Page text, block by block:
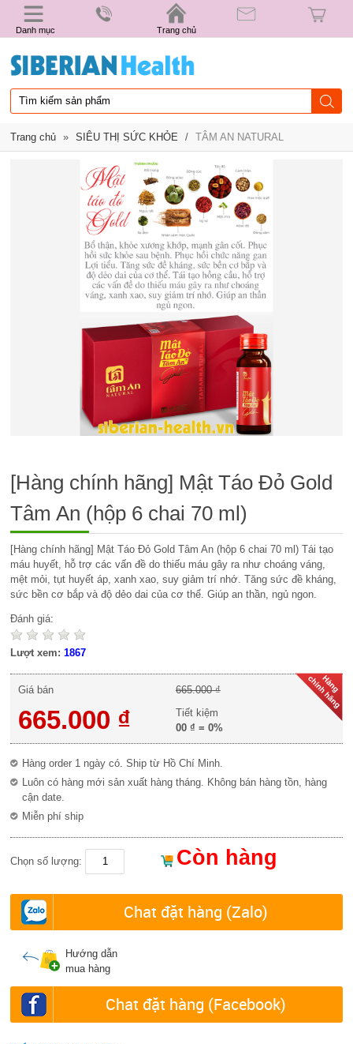
Danh mục Trang chủ
Trang chủ » SIÊU THỊ SỨC KHỎE / TÂM AN NATURAL
[Hàng chính hãng] Mật Táo Đỏ Gold
Tâm An (hộp 6 chai 70 ml)
[Hàng chính hãng] Mật Táo Đỏ Gold Tâm An (hộp 6 chai 70 ml) Tái tạo
máu huyết, hỗ trợ các vấn đề do thiếu máu gây ra như choáng váng,
mệt mỏi, tụt huyết áp, xanh xao, suy giảm trí nhớ. Tăng sức đề kháng,
sức bền cơ bắp và độ dẻo dai của cơ thể. Giúp an thần, ngủ ngon.
Đánh giá:
Lượt xem:1867
Giá bán
665.000 ₫
665.000 ₫
Tiết kiệm
00 ₫ = 0%
Hàng order 1 ngày có. Ship từ Hồ Chí Minh.
Luôn có hàng mới sản xuất hàng tháng. Không bán hàng tồn, hàng
cận date.
Miễn phí ship
Chọn số lượng: Còn hàng
Chat đặt hàng (Zalo)
Hướng dẫn
mua hàng
Chat đặt hàng (Facebook)